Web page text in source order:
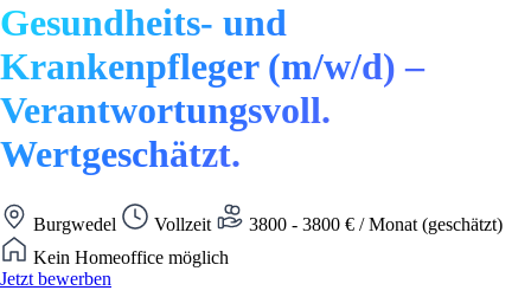
Gesundheits- und
Krankenpfleger (m/w/d) –
Verantwortungsvoll.
Wertgeschätzt.
Burgwedel Vollzeit
3800 - 3800 € / Monat (geschätzt)
Kein Homeoffice möglich
Jetzt bewerben